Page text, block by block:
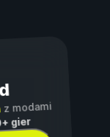
z modami
gier